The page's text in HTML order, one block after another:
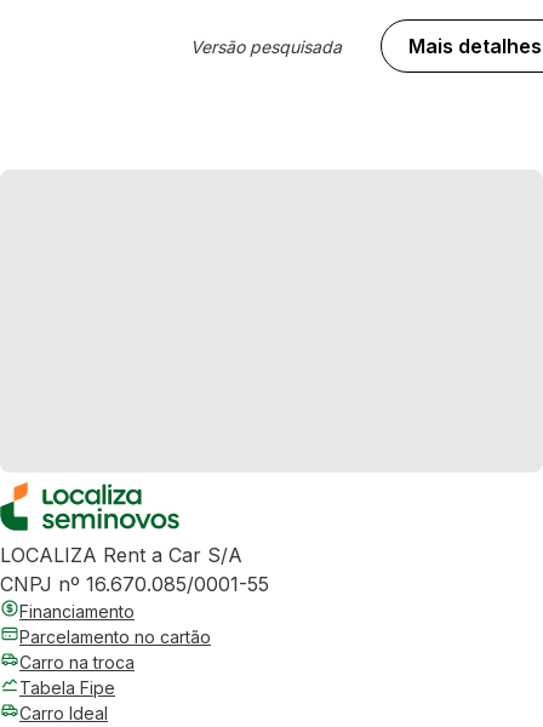
Versão pesquisada Mais detalhes
LOCALIZA Rent a Car S/A
CNPJ nº 16.670.085/0001-55
Financiamento
Parcelamento no cartão
Carro na troca
Tabela Fipe
Carro Ideal